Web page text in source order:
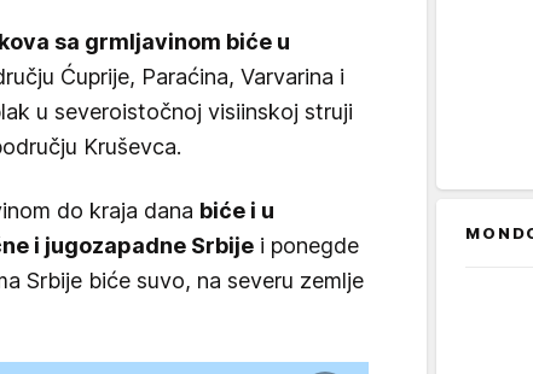
sa grmljavinom biće u
Ćuprije, Paraćina, Varvarina i
u severoistočnoj visiinskoj struji
Kruševca.
do kraja dana biće i u
i jugozapadne Srbije i ponegde
Srbije biće suvo, na severu zemlje